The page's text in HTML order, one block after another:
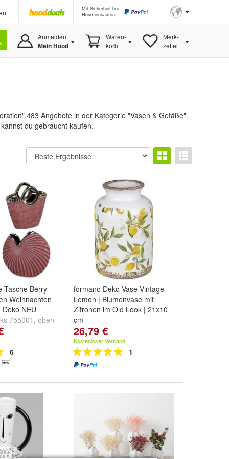
Mit Sicherheit bei
Hood einkaufen
Anmelden
Mein Hood
Waren-
korb
Merk-
zettel
483 Angebote in der Kategorie "Vasen & Gefäße".
du gebraucht kaufen.
Tasche Berry
Weihnachten
NEU
755001 , oben
,
...
6
formano Deko Vase Vintage
Lemon | Blumenvase mit
Zitronen im Old Look | 21x10
cm
26,79 €
Kostenloser Versand
1